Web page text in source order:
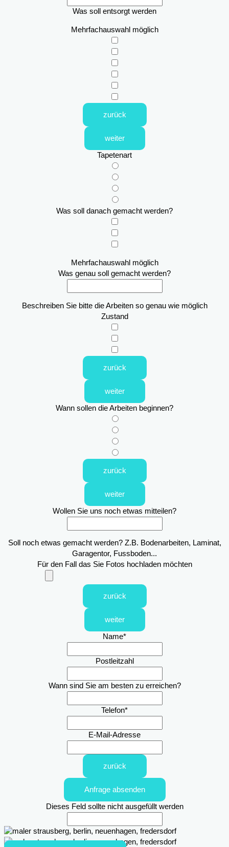
Was soll entsorgt werden
Mehrfachauswahl möglich
zurück
weiter
Tapetenart
Was soll danach gemacht werden?
Mehrfachauswahl möglich
Was genau soll gemacht werden?
Beschreiben Sie bitte die Arbeiten so genau wie möglich
Zustand
zurück
weiter
Wann sollen die Arbeiten beginnen?
zurück
weiter
Wollen Sie uns noch etwas mitteilen?
Soll noch etwas gemacht werden? Z.B. Bodenarbeiten, Laminat,
Garagentor, Fussboden...
Für den Fall das Sie Fotos hochladen möchten
zurück
weiter
Name*
Postleitzahl
Wann sind Sie am besten zu erreichen?
Telefon*
E-Mail-Adresse
zurück
Anfrage absenden
Dieses Feld sollte nicht ausgefüllt werden